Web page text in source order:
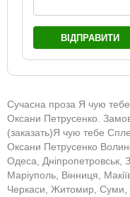
ВІДПРАВИТИ
Сучасна проза Я чую
Оксани Петрусенко.
(заказать)Я чую тебе
Оксани Петрусенко
Одеса, Дніпропетровськ,
Маріуполь, Вінниця,
Черкаси, Житомир, Суми,